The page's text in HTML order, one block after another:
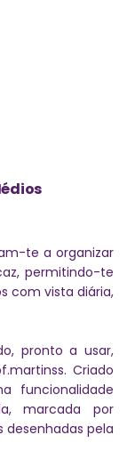
te a organizar
permitindo-te
com vista diária,
pronto a usar,
Criado
funcionalidade
marcada por
desenhadas pela